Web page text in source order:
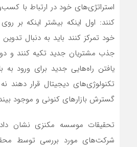
استراتژی‌‌‌های خود در ارتباط با
کنند: اول اینکه بیشتر اینکه بر
خود تمرکز کنند باید به دنبال
جذب مشتریان جدید تکیه کنند و
یافتن راه‌‌‌هایی جدید برای ورود به
تکنولوژی‌‌‌های دیجیتال قرار دهند
گسترش بازارهای کنونی و موجود
شرکت‌های مورد بررسی توسط